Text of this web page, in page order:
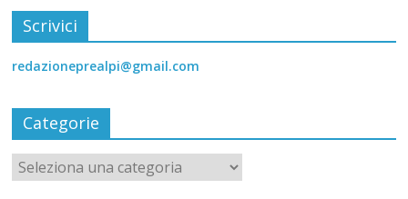
Scrivici
redazioneprealpi@gmail.com
Categorie